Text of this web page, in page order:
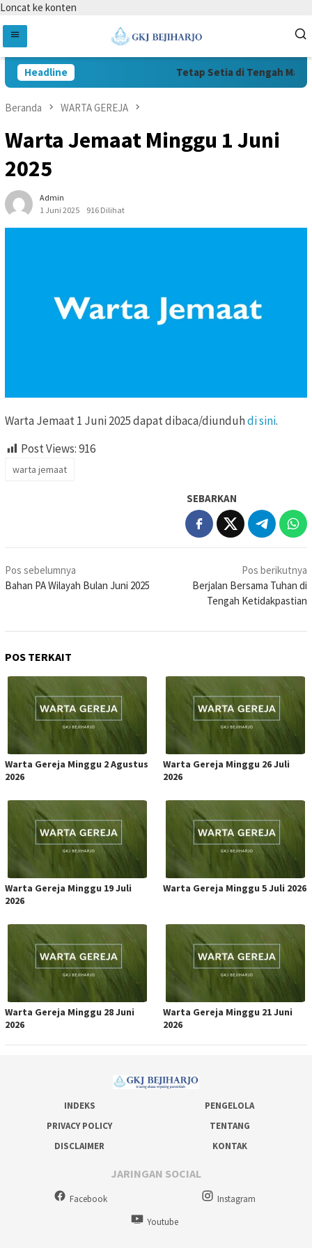
Loncat ke konten
Headline Tetap Setia di Tengah Masa
Beranda WARTA GEREJA
Warta Jemaat Minggu 1 Juni
2025
Admin
1 Juni 2025
916 Dilihat
Warta Jemaat 1 Juni 2025 dapat dibaca/diunduhdi sini.
Post Views:916
warta jemaat
SEBARKAN
Navigasi
pos
Pos sebelumnya
Bahan PA Wilayah Bulan Juni 2025
Pos berikutnya
Berjalan Bersama Tuhan di
Tengah Ketidakpastian
POS TERKAIT
Warta Gereja Minggu 2 Agustus
2026
Warta Gereja Minggu 26 Juli
2026
Warta Gereja Minggu 19 Juli
2026
Warta Gereja Minggu 5 Juli 2026
Warta Gereja Minggu 28 Juni
2026
Warta Gereja Minggu 21 Juni
2026
INDEKS
PENGELOLA
PRIVACY POLICY
TENTANG
DISCLAIMER
KONTAK
JARINGAN SOCIAL
Facebook
Instagram
Youtube